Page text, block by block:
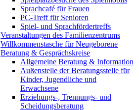
Sprachcafé für Frauen
PC-Treff für Senioren
Spiel- und Sprachfördertreffs
Veranstaltungen des Familienzentrums
Willkommenstasche für Neugeborene
Beratung & Gesprächskreise
Allgemeine Beratung & Information
Außenstelle der Beratungsstelle für
Kinder, Jugendliche und
Erwachsene
Erziehungs-, Trennungs- und
Scheidungsberatung